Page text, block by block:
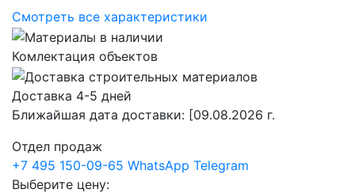
Смотреть все характеристики
Комлектация объектов
Доставка 4-5 дней
Ближайшая дата доставки: [09.08.2026 г.
Отдел продаж
+7 495 150-09-65 WhatsApp Telegram
Выберите цену: